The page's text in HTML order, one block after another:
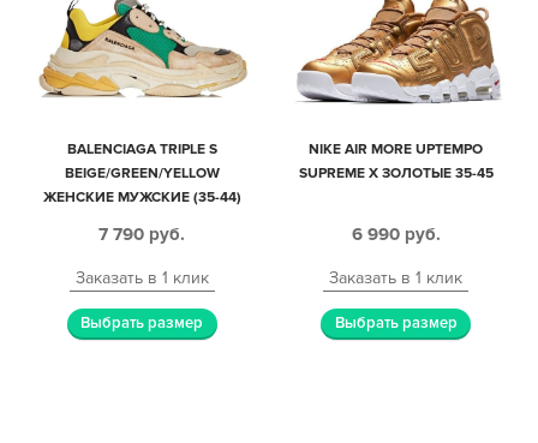
BALENCIAGA TRIPLE S
BEIGE/GREEN/YELLOW
ЖЕНСКИЕ МУЖСКИЕ (35-44)
7 790 руб.
Заказать в 1 клик
Выбрать размер
NIKE AIR MORE UPTEMPO
SUPREME X ЗОЛОТЫЕ 35-45
6 990 руб.
Заказать в 1 клик
Выбрать размер